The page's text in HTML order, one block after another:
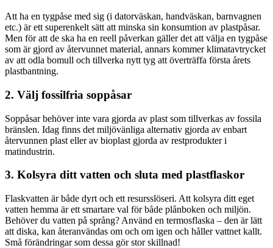
Att ha en tygpåse med sig (i datorväskan, handväskan, barnvagnen
etc.) är ett superenkelt sätt att minska sin konsumtion av plastpåsar.
Men för att de ska ha en reell påverkan gäller det att välja en tygpåse
som är gjord av återvunnet material, annars kommer klimatavtrycket
av att odla bomull och tillverka nytt tyg att överträffa första årets
plastbantning.
2. Välj fossilfria soppåsar
Soppåsar behöver inte vara gjorda av plast som tillverkas av fossila
bränslen. Idag finns det miljövänliga alternativ gjorda av enbart
återvunnen plast eller av bioplast gjorda av restprodukter i
matindustrin.
3. Kolsyra ditt vatten och sluta med plastflaskor
Flaskvatten är både dyrt och ett resursslöseri. Att kolsyra ditt eget
vatten hemma är ett smartare val för både plånboken och miljön.
Behöver du vatten på språng? Använd en termosflaska – den är lätt
att diska, kan återanvändas om och om igen och håller vattnet kallt.
Små förändringar som dessa gör stor skillnad!